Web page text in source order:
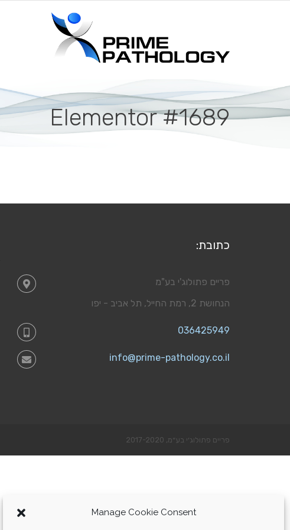
פתח סרגל נגישות
Manage Cookie Consent
Elementor #1689
כתובת:
פריים פתולוג'י בע"מ
הנחושת 2, רמת החייל, תל אביב - יפו
036425949
info@prime-pathology.co.il
פריים פתולוג׳י בע״מ, 2017-2020